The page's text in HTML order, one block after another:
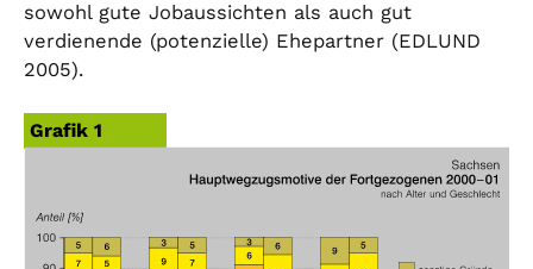
sowohl gute Jobaussichten als auch gut
verdienende (potenzielle) Ehepartner (EDLUND
2005).
Grafik 1